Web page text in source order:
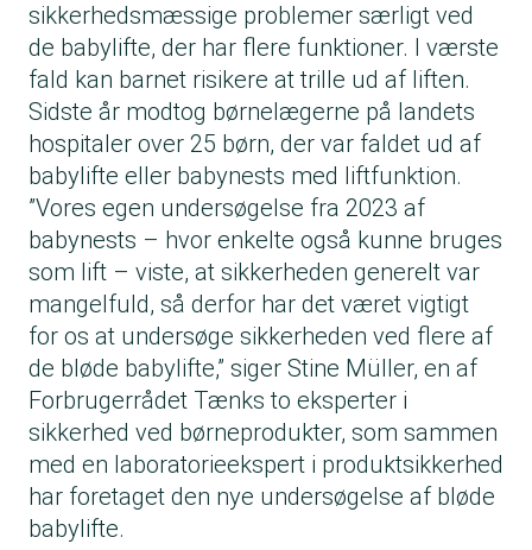
sikkerhedsmæssige problemer særligt ved
de babylifte, der har flere funktioner. I værste
fald kan barnet risikere at trille ud af liften.
Sidste år modtog børnelægerne på landets
hospitaler over 25 børn, der var faldet ud af
babylifte eller babynests med liftfunktion.
”Vores egen undersøgelse fra 2023 af
babynests – hvor enkelte også kunne bruges
som lift – viste, at sikkerheden generelt var
mangelfuld, så derfor har det været vigtigt
for os at undersøge sikkerheden ved flere af
de bløde babylifte,” siger Stine Müller, en af
Forbrugerrådet Tænks to eksperter i
sikkerhed ved børneprodukter, som sammen
med en laboratorieekspert i produktsikkerhed
har foretaget den nye undersøgelse af bløde
babylifte.